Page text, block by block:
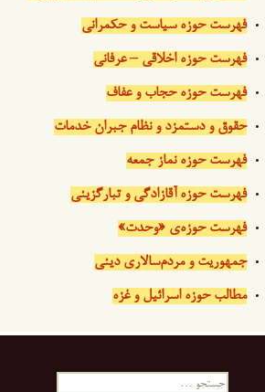
فهرست حوزه سیاست و حکمرانی
فهرست حوزه اخلاقی – عرفانی
فهرست حوزه حجاب و عفاف
حقوق و دستمزد و نظام جبران خدمات
فهرست حوزه نماز جمعه
فهرست حوزه آقازادگی و تبارگزینی
فهرست حوزه‌ی «وحدت»
جمهوریت و مردم‌سالاری دینی
مطالب حوزه اسرائیل و غزه
جستجو